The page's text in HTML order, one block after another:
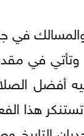
في
وتأتي في
أفضل
هذا